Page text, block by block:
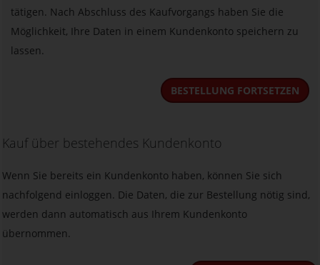
tätigen. Nach Abschluss des Kaufvorgangs haben Sie die
Möglichkeit, Ihre Daten in einem Kundenkonto speichern zu
lassen.
BESTELLUNG FORTSETZEN
Kauf über bestehendes Kundenkonto
Wenn Sie bereits ein Kundenkonto haben, können Sie sich
nachfolgend einloggen. Die Daten, die zur Bestellung nötig sind,
werden dann automatisch aus Ihrem Kundenkonto
übernommen.